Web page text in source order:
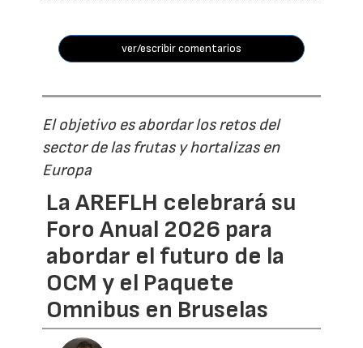
ver/escribir comentarios
El objetivo es abordar los retos del
sector de las frutas y hortalizas en
Europa
La AREFLH celebrará su
Foro Anual 2026 para
abordar el futuro de la
OCM y el Paquete
Omnibus en Bruselas